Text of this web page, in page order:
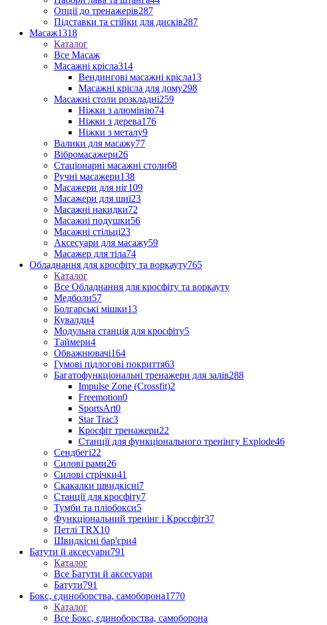
Опції до тренажерів287
Підставки та стійки для дисків287
Масаж1318
Каталог
Все Масаж
Масажні крісла314
Вендингові масажні крісла13
Масажні крісла для дому298
Масажні столи розкладні259
Ніжки з алюмінію74
Ніжки з дерева176
Ніжки з металу9
Валики для масажу77
Вібромасажери26
Стаціонарні масажні столи68
Ручні масажери138
Масажери для ніг109
Масажери для шиї23
Масажні накидки72
Масажні подушки56
Масажні стільці23
Аксесуари для масажу59
Масажер для тіла74
Обладнання для кросфіту та воркауту765
Каталог
Все Обладнання для кросфіту та воркауту
Медболи57
Болгарські мішки13
Кувалди4
Модульна станція для кросфіту5
Таймери4
Обважнювачі164
Гумові підлогові покриття63
Багатофункціональні тренажери для залів288
Impulse Zone (Crossfit)2
Freemotion0
SportsArt0
Star Trac3
Кросфіт тренажери22
Станції для функціонального тренінгу Explode46
Сендбегі22
Силові рами26
Силові стрічки41
Скакалки швидкісні7
Станції для кросфіту7
Тумби та пліобокси5
Функціональний тренінг і Кроссфіт37
Петлі TRX10
Швидкісні бар'єри4
Батути й аксесуари791
Каталог
Все Батути й аксесуари
Батути791
Бокс, єдиноборства, самоборона1770
Каталог
Все Бокс, єдиноборства, самоборона